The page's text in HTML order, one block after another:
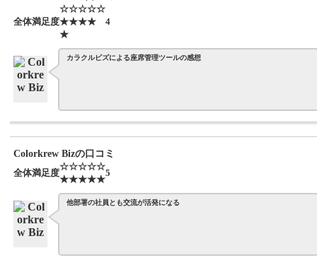
全体満足度
☆☆☆☆☆
★★★★
4
カラクルビズによる座席管理ツールの感想
Colorkrew Bizの口コミ
全体満足度
☆☆☆☆☆
★★★★★
5
他部署の社員とも交流が活発になる